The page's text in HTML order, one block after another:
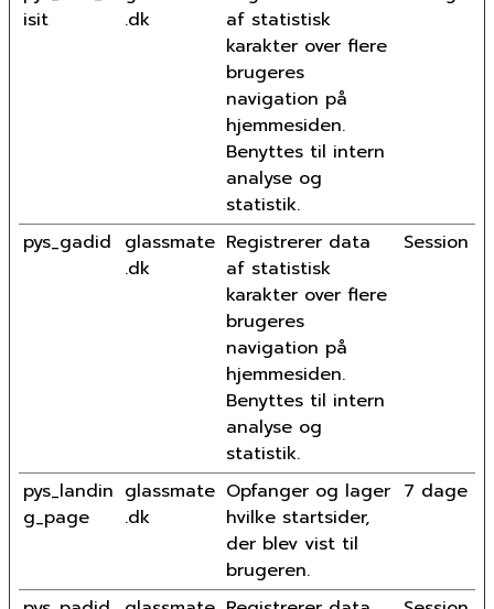
isit
.dk
af statistisk
karakter over flere
brugeres
navigation på
hjemmesiden.
Benyttes til intern
analyse og
statistik.
pys_gadid glassmate
.dk
Registrerer data
af statistisk
karakter over flere
brugeres
navigation på
hjemmesiden.
Benyttes til intern
analyse og
statistik.
Session
pys_landin
g_page
glassmate
.dk
Opfanger og lager
hvilke startsider,
der blev vist til
brugeren.
7 dage